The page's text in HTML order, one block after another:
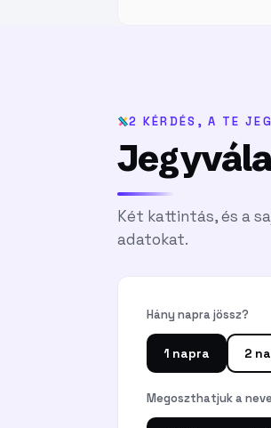
2 KÉRDÉS, A TE
Két kattintás, és a
adatokat.
Hány napra jössz?
1 napra 2
Megoszthatjuk a